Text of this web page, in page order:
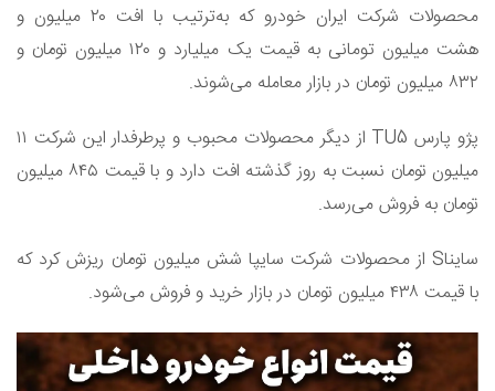
محصولات شرکت ایران خودرو که به‌ترتیب با افت ۲۰ میلیون و
هشت میلیون تومانی به قیمت یک میلیارد و ۱۲۰ میلیون تومان و
۸۳۲ میلیون تومان در بازار معامله می‌شوند.
پژو پارس TU5 از دیگر محصولات محبوب و پرطرفدار این شرکت ۱۱
میلیون تومان نسبت به روز گذشته افت دارد و با قیمت ۸۴۵ میلیون
تومان به فروش می‌رسد.
سایناS از محصولات شرکت سایپا شش میلیون تومان ریزش کرد که
با قیمت ۴۳۸ میلیون تومان در بازار خرید و فروش می‌شود.